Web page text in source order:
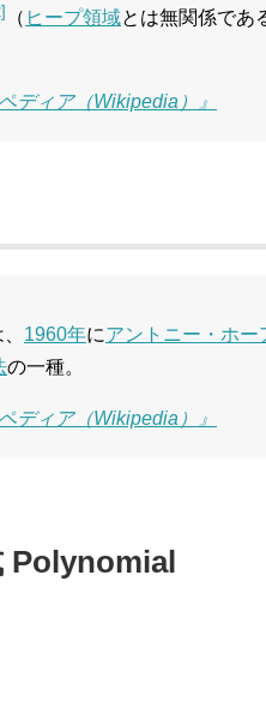
（ ヒープ領域とは無関係であ
ディア（Wikipedia）』
1960年にアントニー・ホー
の一種。
ディア（Wikipedia）』
Polynomial